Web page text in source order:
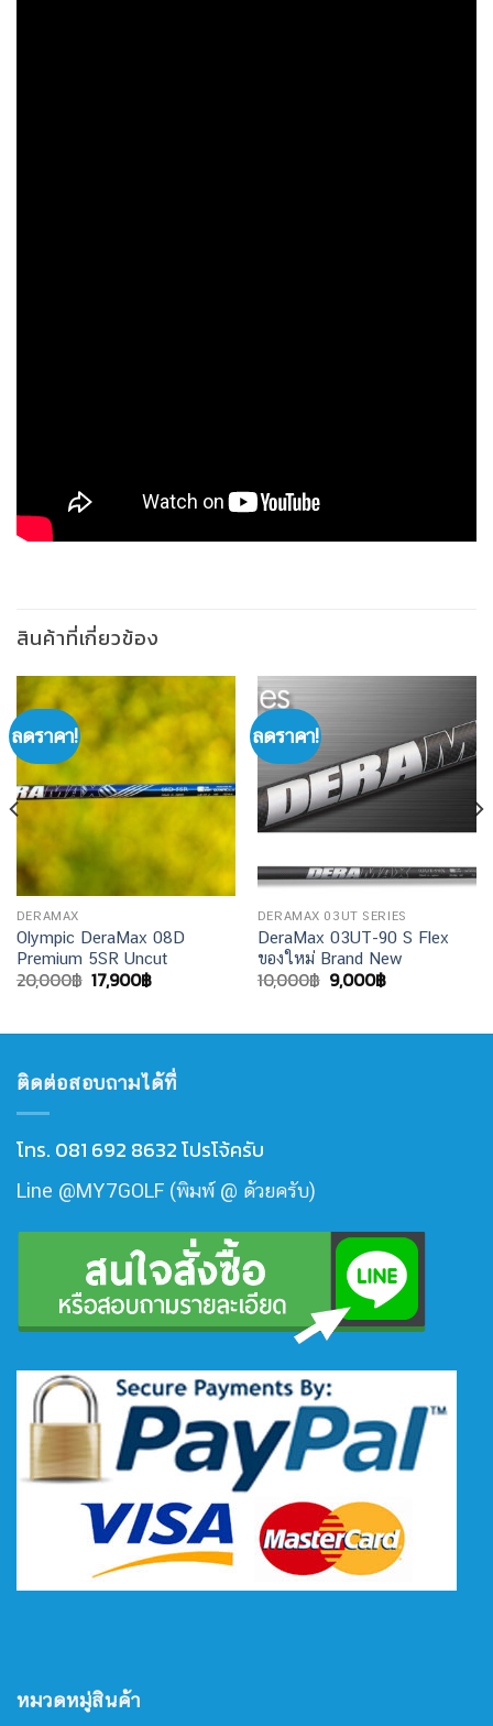
สินค้าที่เกี่ยวข้อง
ลดราคา!
DERAMAX
Olympic DeraMax 08D
Premium 5SR Uncut
20,000฿ Original
price
20,000฿.
17,900฿Current
17,900฿.
ลดราคา!
DERAMAX 03UT SERIES
DeraMax 03UT-90 S Flex
ของใหม่ Brand New
10,000฿ Original
price
10,000฿.
9,000฿Current
9,000฿.
ติดต่อสอบถามได้ที่
โทร. 081 692 8632 โปรโจ้ครับ
Line @MY7GOLF (พิมพ์ @ ด้วยครับ)
หมวดหมู่สินค้า